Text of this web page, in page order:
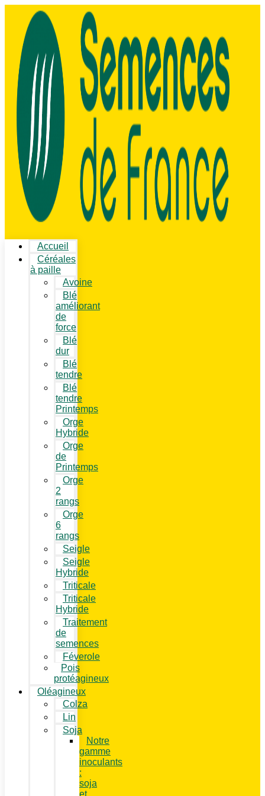
Accueil
Céréales
à paille
Avoine
Blé
améliorant
de
force
Blé
dur
Blé
tendre
Blé
tendre
Printemps
Orge
Hybride
Orge
de
Printemps
Orge
2
rangs
Orge
6
rangs
Seigle
Seigle
Hybride
Triticale
Triticale
Hybride
Traitement
de
semences
Féverole
Pois
protéagineux
Oléagineux
Colza
Lin
Soja
Notre
gamme
inoculants
:
soja
et